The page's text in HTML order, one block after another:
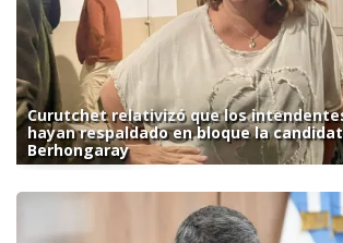
Curutchet relativizó que los
hayan respaldado en bloque la
Berhongaray